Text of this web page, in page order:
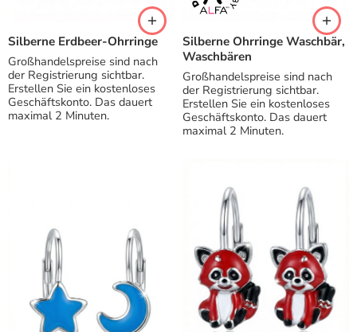
Silberne Erdbeer-Ohrringe
Großhandelspreise sind nach
der Registrierung sichtbar.
Erstellen Sie ein kostenloses
Geschäftskonto. Das dauert
maximal 2 Minuten.
Silberne Ohrringe Waschbär,
Waschbären
Großhandelspreise sind nach
der Registrierung sichtbar.
Erstellen Sie ein kostenloses
Geschäftskonto. Das dauert
maximal 2 Minuten.